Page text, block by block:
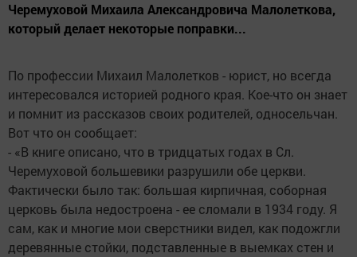
Черемуховой Михаила Александровича Малолеткова,
который делает некоторые поправки...
По профессии Михаил Малолетков - юрист, но всегда
интересовался историей родного края. Кое-что он знает
и помнит из рассказов своих родителей, односельчан.
Вот что он сообщает:
- «В книге описано, что в тридцатых годах в Сл.
Черемуховой большевики разрушили обе церкви.
Фактически было так: большая кирпичная, соборная
церковь была недостроена - ее сломали в 1934 году. Я
сам, как и многие мои сверстники видел, как подожгли
деревянные стойки, подставленные в выемках стен и